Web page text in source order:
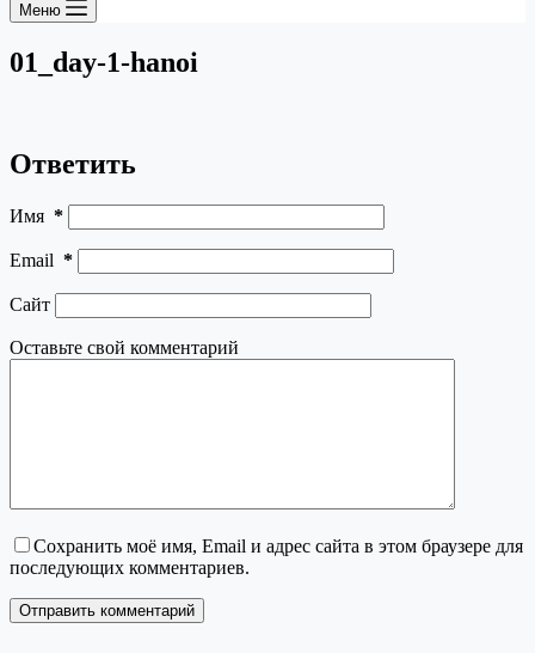
Меню
01_day-1-hanoi
Ответить
Имя *
Email *
Сайт
Оставьте свой комментарий
Сохранить моё имя, Email и адрес сайта в этом браузере для
последующих комментариев.
Отправить комментарий